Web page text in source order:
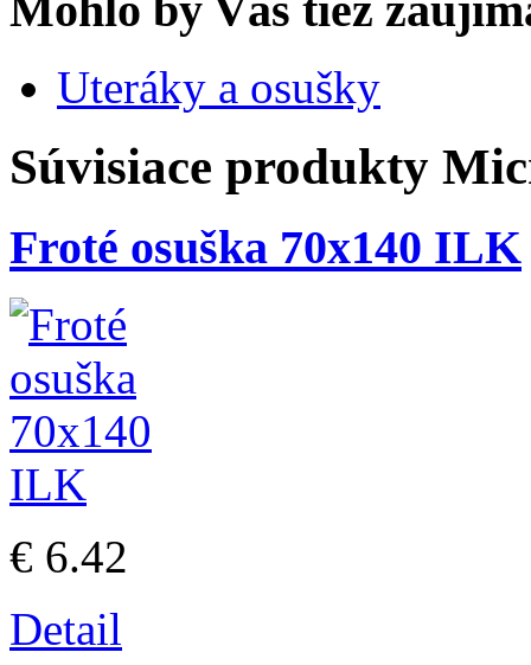
Uteráky a osušky
Súvisiace produkty
Froté osuška 70x140 ILK
€ 6.42
Detail